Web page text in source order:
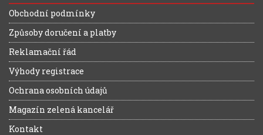
Obchodní podmínky
Způsoby doručení a platby
Reklamační řád
Výhody registrace
Ochrana osobních údajů
Magazín zelená kancelář
Kontakt